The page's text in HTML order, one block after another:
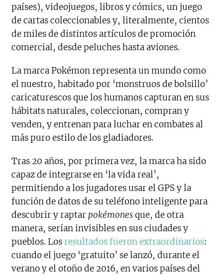
países), videojuegos, libros y cómics, un juego
de cartas coleccionables y, literalmente, cientos
de miles de distintos artículos de promoción
comercial, desde peluches hasta aviones.
La marca Pokémon representa un mundo como
el nuestro, habitado por ‘monstruos de bolsillo’
caricaturescos que los humanos capturan en sus
hábitats naturales, coleccionan, compran y
venden, y entrenan para luchar en combates al
más puro estilo de los gladiadores.
Tras 20 años, por primera vez, la marca ha sido
capaz de integrarse en ‘la vida real’,
permitiendo a los jugadores usar el GPS y la
función de datos de su teléfono inteligente para
descubrir y raptar pokémonesque, de otra
manera, serían invisibles en sus ciudades y
pueblos. Losresultados fueron extraordinarios:
cuando el juego ‘gratuito’ se lanzó, durante el
verano y el otoño de 2016, en varios países del